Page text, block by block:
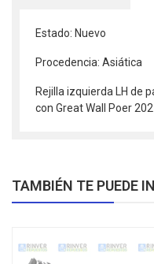
Estado: Nuevo
Procedencia: Asiática
Rejilla izquierda LH de
con Great Wall Poer
TAMBIÉN TE PUEDE